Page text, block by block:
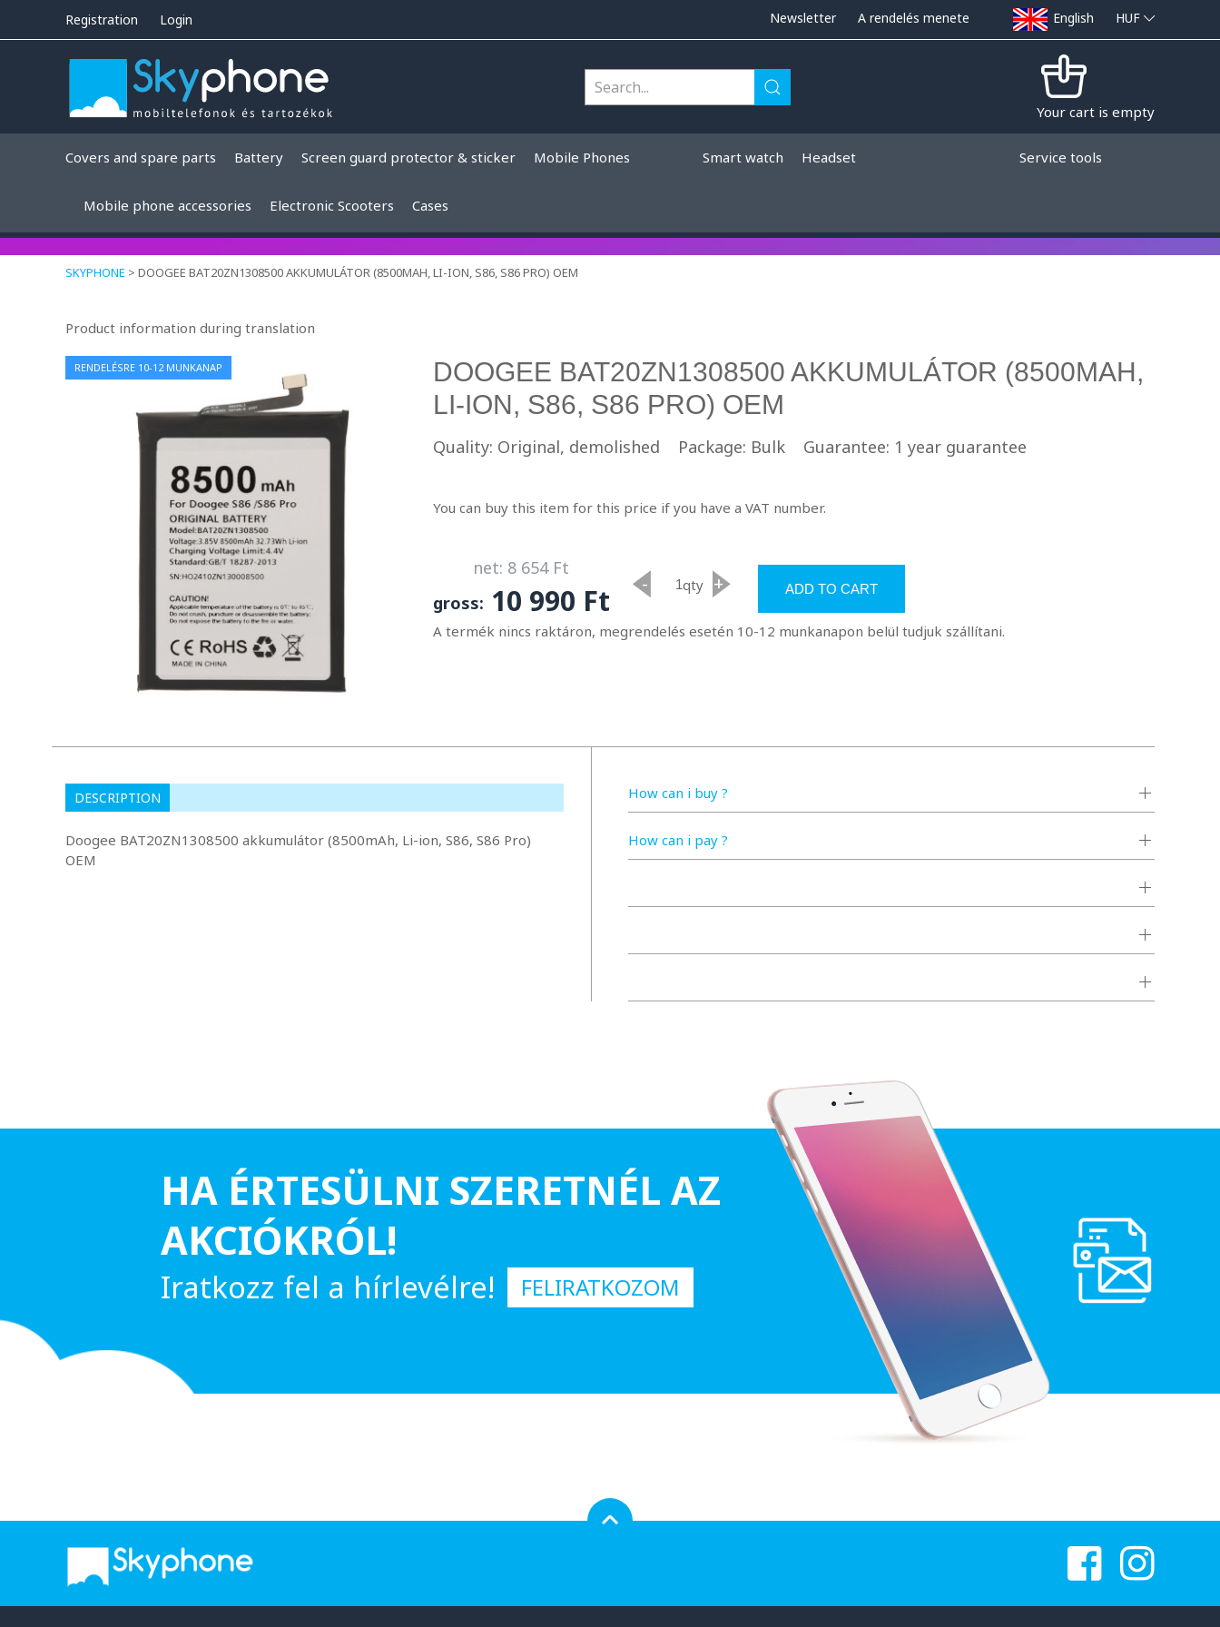
Registration Login Newsletter A rendelés menete English HUF
Your cart is empty
Covers and spare parts Battery Screen guard protector & sticker Mobile Phones Smart watch Headset Service tools
Mobile phone accessories Electronic Scooters Cases
SKYPHONE > DOOGEE BAT20ZN1308500 AKKUMULÁTOR (8500MAH, LI-ION, S86, S86 PRO) OEM
Product information during translation
RENDELÉSRE 10-12 MUNKANAP
DOOGEE BAT20ZN1308500 AKKUMULÁTOR (8500MAH,
LI-ION, S86, S86 PRO) OEM
Quality: Original, demolished Package: Bulk Guarantee: 1 year guarantee
You can buy this item for this price if you have a VAT number.
net: 8 654 Ft
gross: 10 990 Ft - qty + ADD TO CART
A termék nincs raktáron, megrendelés esetén 10-12 munkanapon belül tudjuk szállítani.
How can i buy ?
How can i pay ?
DESCRIPTION
Doogee BAT20ZN1308500 akkumulátor (8500mAh, Li-ion, S86, S86 Pro)
OEM
HA ÉRTESÜLNI SZERETNÉL AZ
AKCIÓKRÓL!
Iratkozz fel a hírlevélre! FELIRATKOZOM